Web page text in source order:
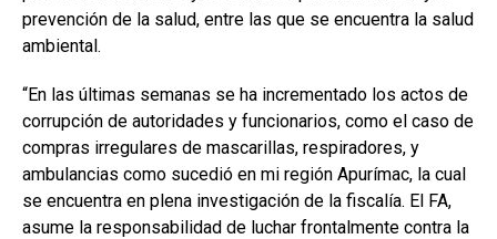
prevención de la salud, entre las que se encuentra la salud
ambiental.
“En las últimas semanas se ha incrementado los actos de
corrupción de autoridades y funcionarios, como el caso de
compras irregulares de mascarillas, respiradores, y
ambulancias como sucedió en mi región Apurímac, la cual
se encuentra en plena investigación de la fiscalía. El FA,
asume la responsabilidad de luchar frontalmente contra la